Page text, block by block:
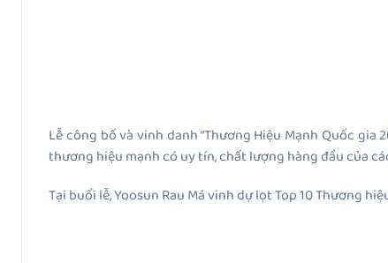
Lễ công bố và vinh danh “Thương Hiệu Mạnh Quốc
thương hiệu mạnh có uy tín, chất lượng hàng đầu của
Tại buổi lễ, Yoosun Rau Má vinh dự lọt Top 10 Thương